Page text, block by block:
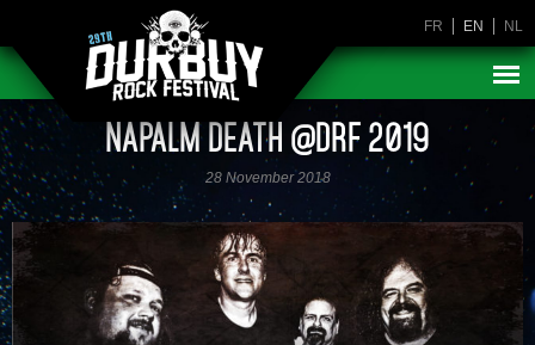
FR EN NL
NAPALM DEATH @DRF 2019
28 November 2018